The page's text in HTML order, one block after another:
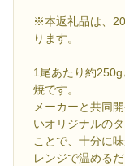
※本返礼品は、
ります。
1尾あたり約
焼です。
メーカーと共同
いオリジナルの
ことで、十分に
レンジで温める